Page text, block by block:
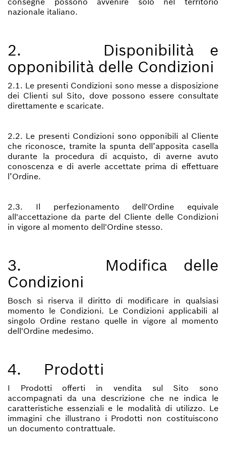
nazionale italiano.
2. Disponibilità e
opponibilità delle Condizioni
2.1. Le presenti Condizioni sono messe a disposizione
dei Clienti sul Sito, dove possono essere consultate
direttamente e scaricate.
2.2. Le presenti Condizioni sono opponibili al Cliente
che riconosce, tramite la spunta dell’apposita casella
durante la procedura di acquisto, di averne avuto
conoscenza e di averle accettate prima di effettuare
l’Ordine.
2.3. Il perfezionamento dell'Ordine equivale
all'accettazione da parte del Cliente delle Condizioni
in vigore al momento dell'Ordine stesso.
3. Modifica delle
Condizioni
Bosch si riserva il diritto di modificare in qualsiasi
momento le Condizioni. Le Condizioni applicabili al
singolo Ordine restano quelle in vigore al momento
dell'Ordine medesimo.
4. Prodotti
I Prodotti offerti in vendita sul Sito sono
accompagnati da una descrizione che ne indica le
caratteristiche essenziali e le modalità di utilizzo. Le
immagini che illustrano i Prodotti non costituiscono
un documento contrattuale.